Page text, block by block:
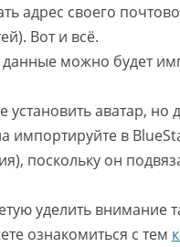
адрес своего
Вот и всё.
данные можно будет
аватар, но
импортируйте в
поскольку он
уделить внимание
ознакомиться с тем